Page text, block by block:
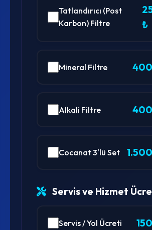
Tatlandırıcı (Post
Karbon) Filtre
₺
Mineral Filtre
Alkali Filtre
Cocanat 3'lü Set
Servis ve Hizmet
Servis / Yol Ücreti